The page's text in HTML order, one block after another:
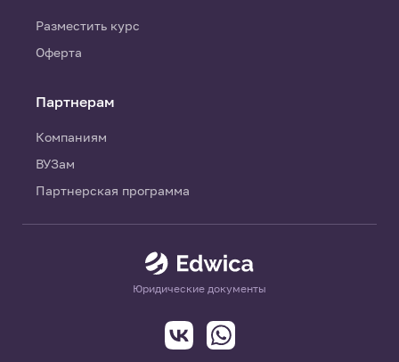
Юридические документы
Разместить курс
Оферта
Партнерам
Компаниям
ВУЗам
Партнерская программа